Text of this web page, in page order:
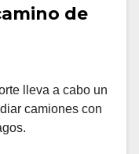
de
lleva a cabo un
camiones con